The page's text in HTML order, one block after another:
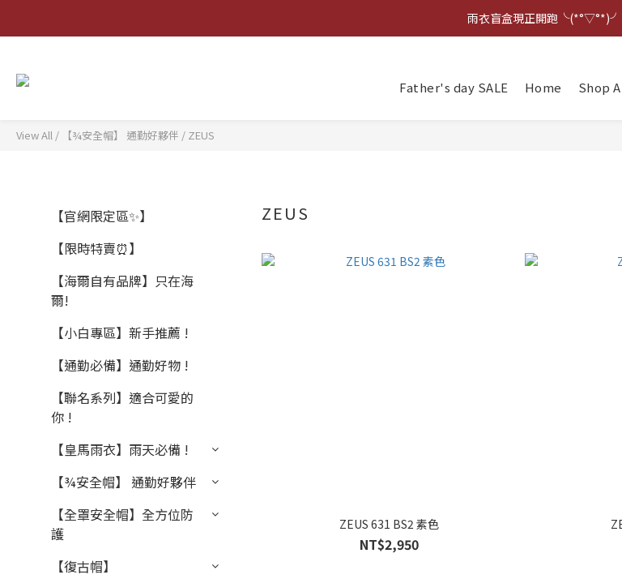
點擊右下方客服可詢問即時庫存☆*: .｡.
雨衣盲盒現正開跑╰(*°▽°*)╯
Father's day SALE Home Shop
View All / 【¾安全帽】 通勤好夥伴 / ZEUS
【官網限定區✨】
【限時特賣⏰】
【海爾自有品牌】只在海
爾!
【小白專區】新手推薦 !
【通勤必備】通勤好物 !
【聯名系列】適合可愛的
你 !
【皇馬雨衣】雨天必備 !
【¾安全帽】 通勤好夥伴
【全罩安全帽】全方位防
護
【復古帽】
ZEUS
ZEUS 631 BS2 素色
NT$2,950